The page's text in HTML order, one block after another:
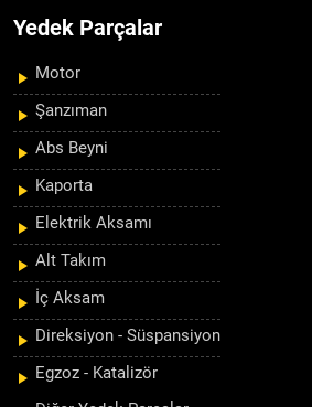
Yedek Parçalar
Motor
Şanzıman
Abs Beyni
Kaporta
Elektrik Aksamı
Alt Takım
İç Aksam
Direksiyon - Süspansiyon
Egzoz - Katalizör